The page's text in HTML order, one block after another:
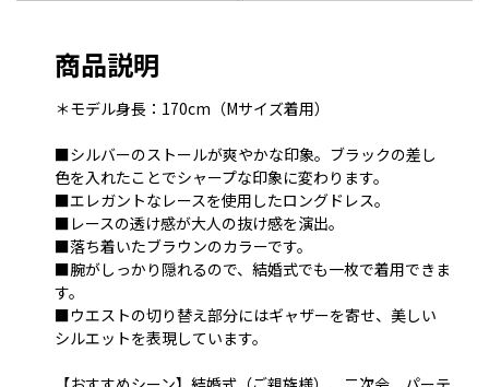
商品説明
＊モデル身長：170cm（Mサイズ着用）
■シルバーのストールが爽やかな印象。ブラックの差し
色を入れたことでシャープな印象に変わります。
■エレガントなレースを使用したロングドレス。
■レースの透け感が大人の抜け感を演出。
■落ち着いたブラウンのカラーです。
■腕がしっかり隠れるので、結婚式でも一枚で着用できま
す。
■ウエストの切り替え部分にはギャザーを寄せ、美しい
シルエットを表現しています。